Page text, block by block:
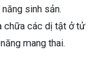
sinh sản.
chữa các dị tật ở tử
mang thai.